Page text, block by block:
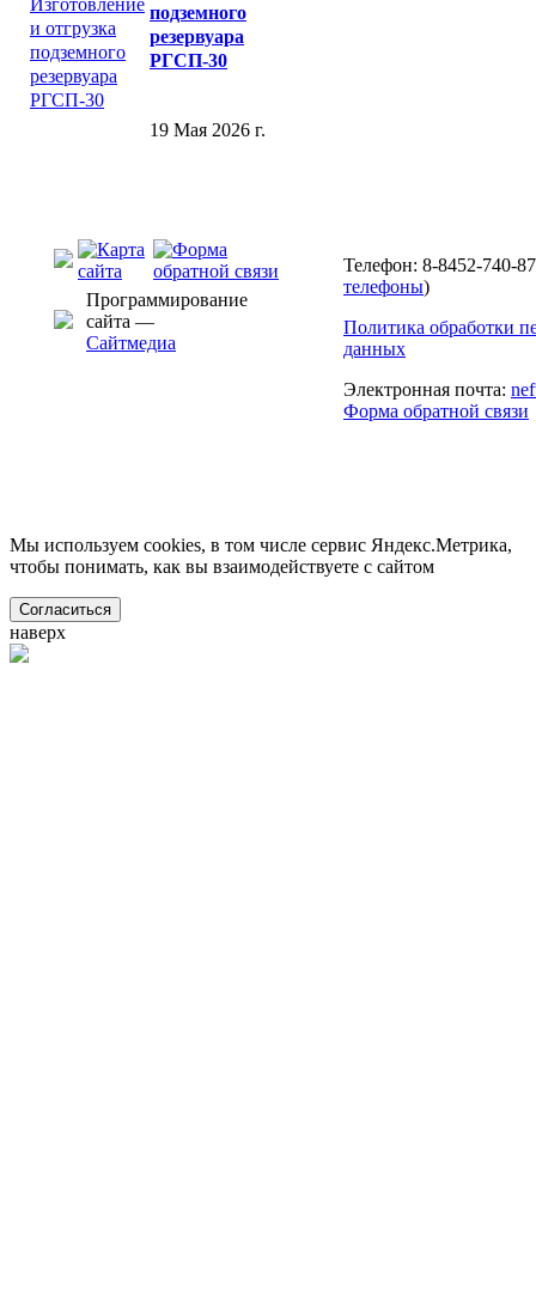
подземного
резервуара
РГСП-30
19 Мая 2026 г.
Программирование
сайта —
Сайтмедиа
Телефон: 8-8452-740-
телефоны)
Политика обработки
данных
Электронная почта:
Форма обратной связи
Мы используем cookies, в том числе сервис Яндекс.Метрика,
чтобы понимать, как вы взаимодействуете с сайтом
Согласиться
наверх